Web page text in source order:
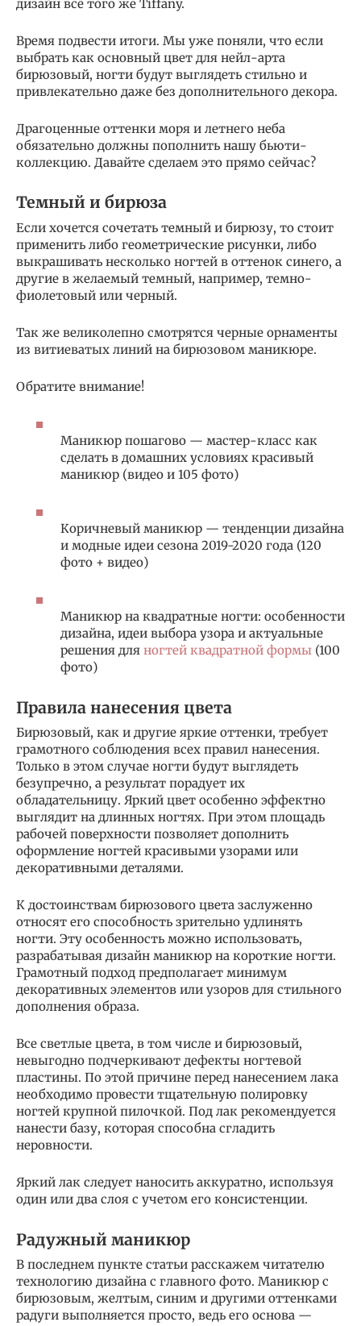
дизайн всё того же Tiffany.
Время подвести итоги. Мы уже поняли, что если
выбрать как основный цвет для нейл-арта
бирюзовый, ногти будут выглядеть стильно и
привлекательно даже без дополнительного декора.
Драгоценные оттенки моря и летнего неба
обязательно должны пополнить нашу бьюти-
коллекцию. Давайте сделаем это прямо сейчас?
Темный и бирюза
Если хочется сочетать темный и бирюзу, то стоит
применить либо геометрические рисунки, либо
выкрашивать несколько ногтей в оттенок синего, а
другие в желаемый темный, например, темно-
фиолетовый или черный.
Так же великолепно смотрятся черные орнаменты
из витиеватых линий на бирюзовом маникюре.
Обратите внимание!
Маникюр пошагово — мастер-класс как
сделать в домашних условиях красивый
маникюр (видео и 105 фото)
Коричневый маникюр — тенденции дизайна
и модные идеи сезона 2019-2020 года (120
фото + видео)
Маникюр на квадратные ногти: особенности
дизайна, идеи выбора узора и актуальные
решения для ногтей квадратной формы (100
фото)
Правила нанесения цвета
Бирюзовый, как и другие яркие оттенки, требует
грамотного соблюдения всех правил нанесения.
Только в этом случае ногти будут выглядеть
безупречно, а результат порадует их
обладательницу. Яркий цвет особенно эффектно
выглядит на длинных ногтях. При этом площадь
рабочей поверхности позволяет дополнить
оформление ногтей красивыми узорами или
декоративными деталями.
К достоинствам бирюзового цвета заслуженно
относят его способность зрительно удлинять
ногти. Эту особенность можно использовать,
разрабатывая дизайн маникюр на короткие ногти.
Грамотный подход предполагает минимум
декоративных элементов или узоров для стильного
дополнения образа.
Все светлые цвета, в том числе и бирюзовый,
невыгодно подчеркивают дефекты ногтевой
пластины. По этой причине перед нанесением лака
необходимо провести тщательную полировку
ногтей крупной пилочкой. Под лак рекомендуется
нанести базу, которая способна сгладить
неровности.
Яркий лак следует наносить аккуратно, используя
один или два слоя с учетом его консистенции.
Радужный маникюр
В последнем пункте статьи расскажем читателю
технологию дизайна с главного фото. Маникюр с
бирюзовым, желтым, синим и другими оттенками
радуги выполняется просто, ведь его основа —